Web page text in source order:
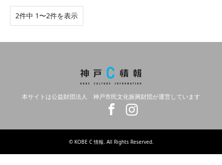
2件中 1〜2件を表示
本サイトは公益財団法人 神戸市民文化振興財団が運営しています
© KOBE C 情報. All Rights Reserved.